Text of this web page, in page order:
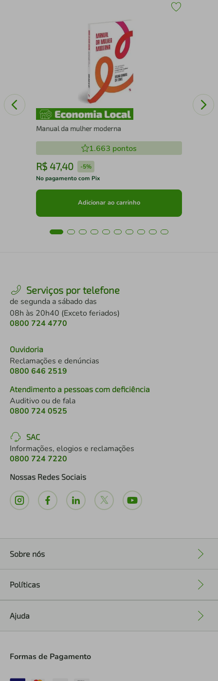
Manual da mulher moderna
1.663 pontos
R$ 47,40 -5%
No pagamento com Pix
Adicionar ao carrinho
Serviços por telefone
de segunda a sábado das
08h às 20h40 (Exceto feriados)
0800 724 4770
Ouvidoria
Reclamações e denúncias
0800 646 2519
Atendimento a pessoas com deficiência
Auditivo ou de fala
0800 724 0525
SAC
Informações, elogios e reclamações
0800 724 7220
Nossas Redes Sociais
Sobre nós
Políticas
Ajuda
Formas de Pagamento